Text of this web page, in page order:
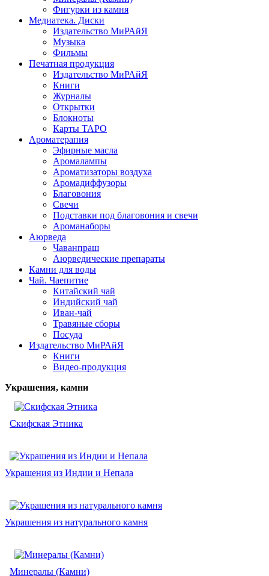
Фигурки из камня
Медиатека. Диски
Издательство МиРАйЯ
Музыка
Фильмы
Печатная продукция
Издательство МиРАйЯ
Книги
Журналы
Открытки
Блокноты
Карты ТАРО
Ароматерапия
Эфирные масла
Аромалампы
Ароматизаторы воздуха
Аромадиффузоры
Благовония
Свечи
Подставки под благовония и свечи
Ароманаборы
Аюрведа
Чаванпраш
Аюрведические препараты
Камни для воды
Чай. Чаепитие
Китайский чай
Индийский чай
Иван-чай
Травяные сборы
Посуда
Издательство МиРАйЯ
Книги
Видео-продукция
Украшения, камни
Скифская Этника
Украшения из Индии и Непала
Украшения из натурального камня
Минералы (Камни)